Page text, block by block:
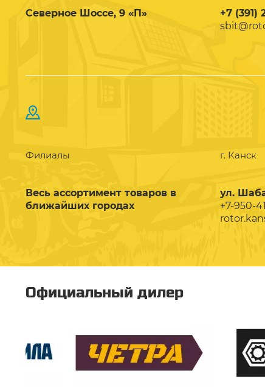
Северное Шоссе, 9 «П»
+7 (391)
Филиалы
Весь ассортимент товаров в
ближайших городах
г. Канск
ул.
+7-950-
Официальный дилер